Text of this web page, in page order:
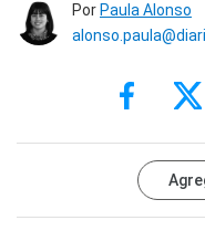
Por Paula Alonso